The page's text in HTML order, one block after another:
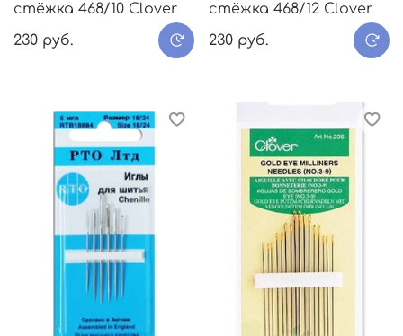
стёжка 468/10 Clover
230 руб.
стёжка 468/12 Clover
230 руб.